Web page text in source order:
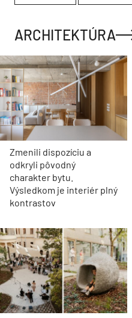
ARCHITEKTÚRA
Zmenili dispozíciu a
odkryli pôvodný
charakter bytu.
Výsledkom je interiér plný
kontrastov